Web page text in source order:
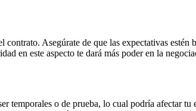
Asegúrate de que las expectativas
en este aspecto te dará más poder en la
temporales o de prueba, lo cual podría afectar